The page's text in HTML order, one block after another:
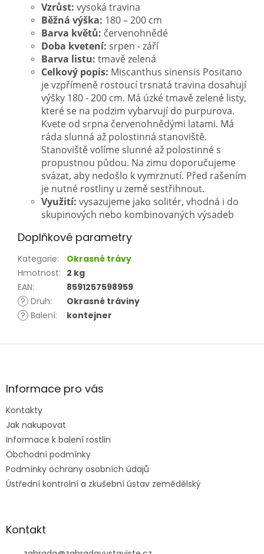
Vzrůst: vysoká travina
Běžná výška: 180 – 200 cm
Barva květů: červenohnědé
Doba kvetení: srpen - září
Barva listu: tmavě zelená
Celkový popis: Miscanthus sinensis Positano
je vzpřímeně rostoucí trsnatá travina dosahují
výšky 180 - 200 cm. Má úzké tmavě zelené listy,
které se na podzim vybarvují do purpurova.
Kvete od srpna červenohnědými latami. Má
ráda slunná až polostinná stanoviště.
Stanoviště volíme slunné až polostinné s
propustnou půdou. Na zimu doporučujeme
svázat, aby nedošlo k vymrznutí. Před rašením
je nutné rostliny u země sestřihnout.
Využití: vysazujeme jako solitér, vhodná i do
skupinových nebo kombinovaných výsadeb
Doplňkové parametry
Kategorie:
Okrasné trávy
Hmotnost: 2 kg
EAN:
8591257598959
? Druh:
Okrasné tráviny
? Balení: kontejner
Z
aInformace pro vás
Kontakty
Jak nakupovat
Informace k balení rostlin
Obchodní podmínky
Podmínky ochrany osobních údajů
Ústřední kontrolní a zkušební ústav zemědělský
Kontakt